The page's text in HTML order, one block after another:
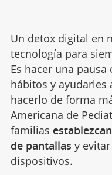
Un detox digital en
tecnología para
Es hacer una
hábitos y ayudarles
hacerlo de forma
Americana de
familias
de pantallas y
dispositivos.